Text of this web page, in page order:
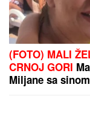
(FOTO) MALI
CRNOJ GORI
Miljane sa